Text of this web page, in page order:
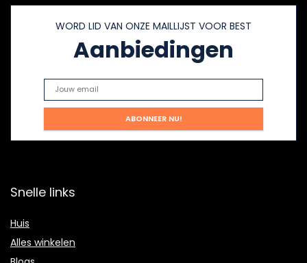
WORD LID VAN ONZE MAILLIJST VOOR BEST
Aanbiedingen
Snelle links
Huis
Alles winkelen